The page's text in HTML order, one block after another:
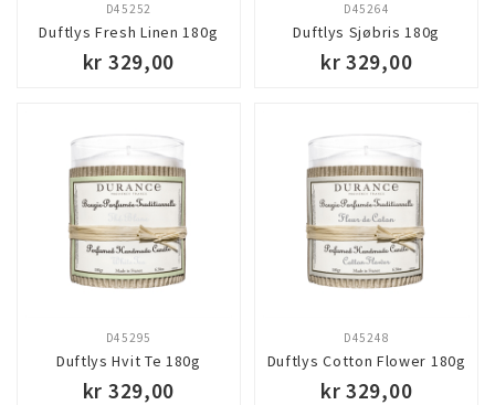
Duftlys Fresh Linen 180g
D45252
kr 329,00
Duftlys Sjøbris 180g
D45264
kr 329,00
Duftlys Hvit Te 180g
D45295
kr 329,00
Duftlys Cotton Flower 180g
D45248
kr 329,00